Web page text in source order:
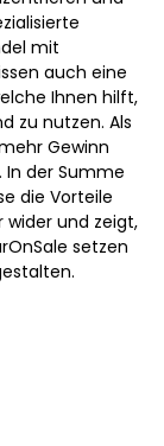
mit
auch eine
Ihnen hilft,
zu nutzen. Als
Gewinn
der Summe
die Vorteile
wider und zeigt,
setzen